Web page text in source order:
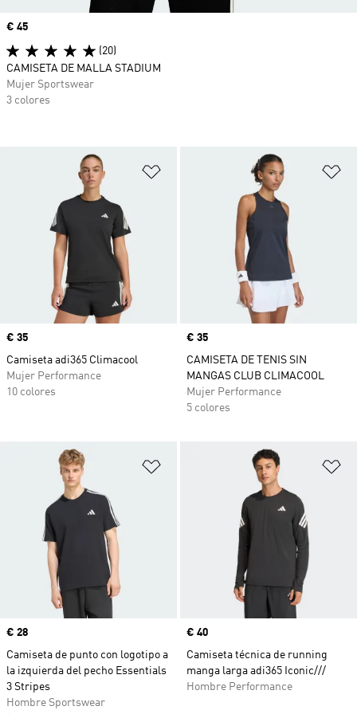
Añadir a la lista de deseos
Precio
€ 35
Camiseta adi365 Climacool
Mujer Performance
10 colores
Precio
€ 35
CAMISETA DE TENIS SIN
MANGAS CLUB CLIMACOOL
Mujer Performance
5 colores
Añadir a la lista de deseos
Precio
€ 28
Camiseta de punto con logotipo a
la izquierda del pecho Essentials
3 Stripes
Hombre Sportswear
Precio
€ 40
Camiseta técnica de running
manga larga adi365 Iconic///
Hombre Performance
Precio
€ 45
(20)
CAMISETA DE MALLA STADIUM
Mujer Sportswear
3 colores